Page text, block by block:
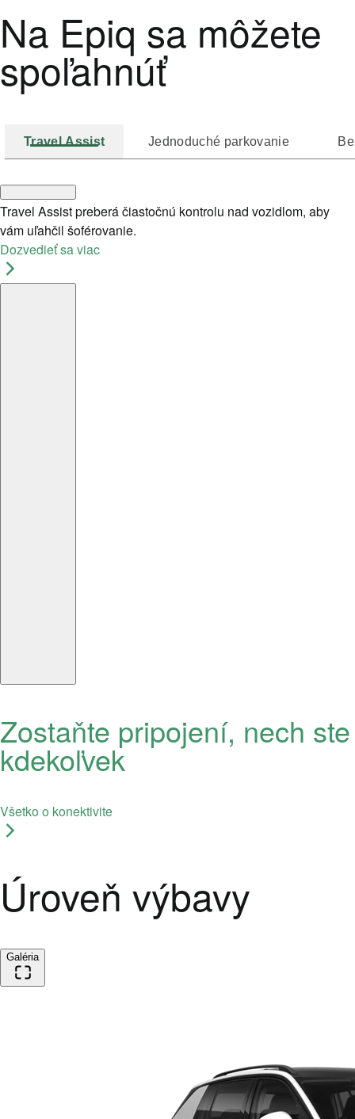
Na Epiq sa môžete
spoľahnúť
Travel Assist Jednoduché parkovanie
Travel Assist preberá čiastočnú kontrolu nad vozidlom, aby
vám uľahčil šoférovanie.
Dozvedieť sa viac
Zostaňte pripojení, nech ste
kdekoľvek
Všetko o konektivite
Úroveň výbavy
Galéria